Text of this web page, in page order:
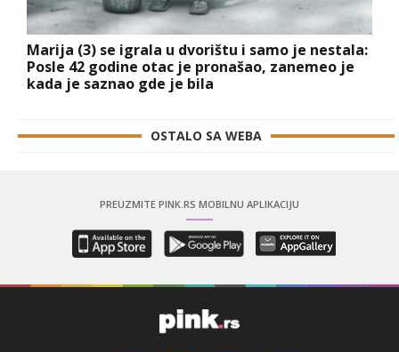
Marija (3) se igrala u dvorištu i samo je nestala:
Posle 42 godine otac je pronašao, zanemeo je
kada je saznao gde je bila
OSTALO SA WEBA
PREUZMITE PINK.RS MOBILNU APLIKACIJU